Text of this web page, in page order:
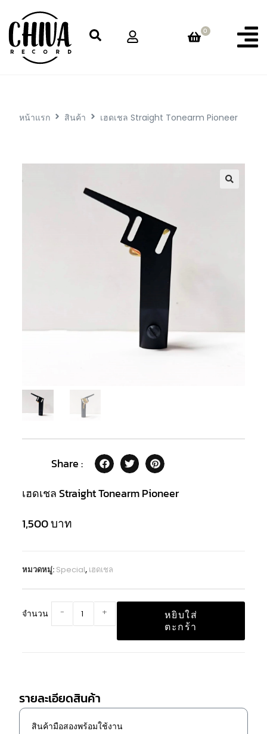
0
หน้าแรก สินค้า เฮดเชล Straight Tonearm Pioneer
Share :
เฮดเชล Straight Tonearm Pioneer
1,500บาท
หมวดหมู่: Special, เฮดเชล
จำนวน - +
หยิบใส่
ตะกร้า
รายละเอียดสินค้า
สินค้ามือสองพร้อมใช้งาน